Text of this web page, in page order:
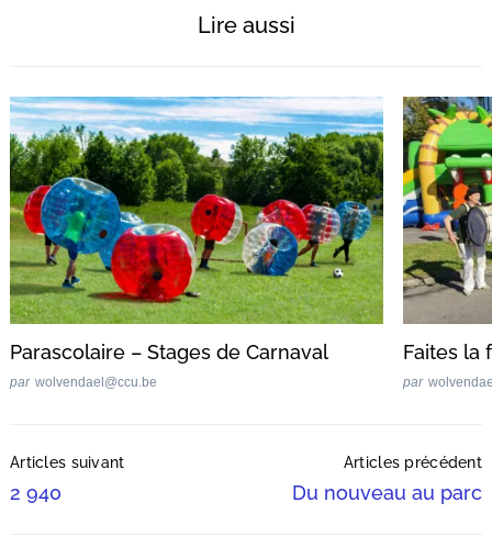
Lire aussi
Parascolaire – Stages de Carnaval
par wolvendael@ccu.be
Faites la
par
Navigation
Articles suivant
2 940
Articles précédent
Du nouveau au parc